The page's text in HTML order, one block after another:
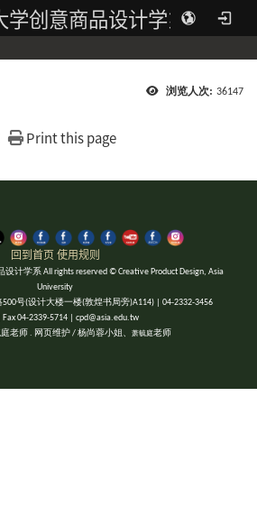
学创意商品设计学系
浏览人次: 36147
Print this page
回到首页 使用规则
计学系 All rights reserved © Creative Product Design, Asia
University
号(设计大楼一楼(敦煌书局旁)A114) | 04-2332-3456
Fax 04-2339-5714 | cpd@asia.edu.tw
老师 . 网页维护 / 杨尚蓉小姐、
萧毓庭老师